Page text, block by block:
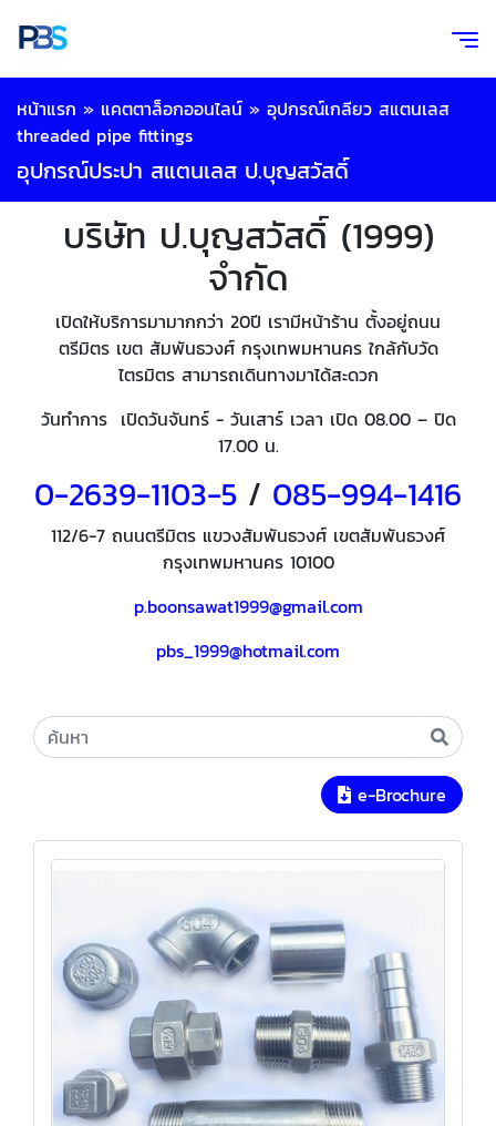
หน้าแรก » แคตตาล็อกออนไลน์ » อุปกรณ์เกลียว สแตนเลส
threaded pipe fittings
อุปกรณ์ประปา สแตนเลส ป.บุญสวัสดิ์
บริษัท ป.บุญสวัสดิ์ (1999)
จำกัด
เปิดให้บริการมามากกว่า 20ปี เรามีหน้าร้าน ตั้งอยู่ถนน
ตรีมิตร เขต สัมพันธวงศ์ กรุงเทพมหานคร ใกล้กับวัด
ไตรมิตร สามารถเดินทางมาได้สะดวก
วันทำการ เปิดวันจันทร์ - วันเสาร์ เวลา เปิด 08.00 – ปิด
17.00 น.
0-2639-1103-5 / 085-994-1416
112/6-7 ถนนตรีมิตร แขวงสัมพันธวงศ์ เขตสัมพันธวงศ์
กรุงเทพมหานคร 10100
p.boonsawat1999@gmail.com
pbs_1999@hotmail.com
e-Brochure